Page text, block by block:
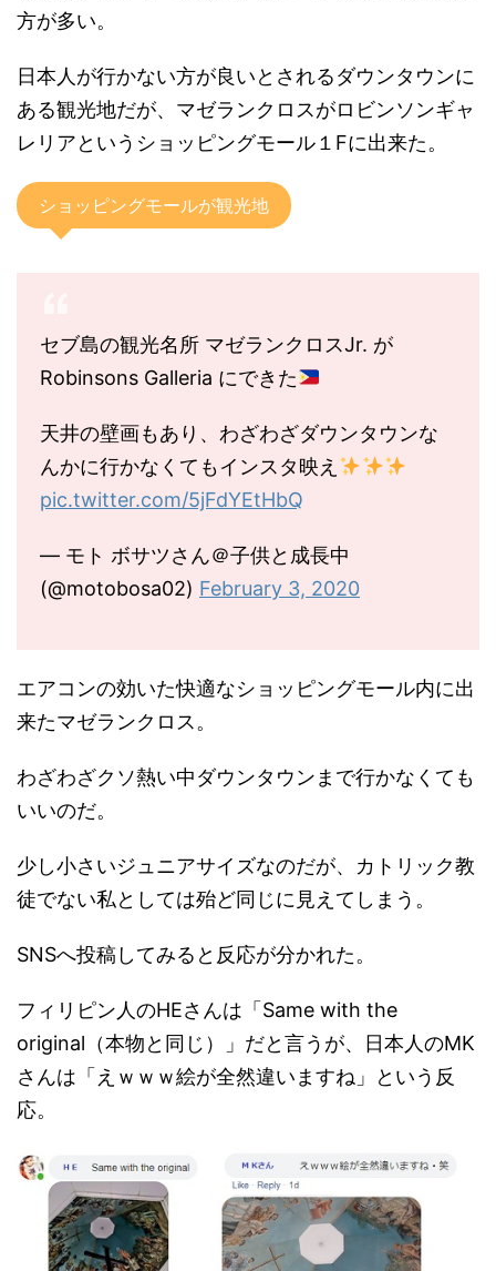
方が多い。
日本人が行かない方が良いとされるダウンタウンに
ある観光地だが、マゼランクロスがロビンソンギャ
レリアというショッピングモール１Fに出来た。
ショッピングモールが観光地
セブ島の観光名所 マゼランクロスJr. が
Robinsons Galleria にできた
天井の壁画もあり、わざわざダウンタウンな
んかに行かなくてもインスタ映え
pic.twitter.com/5jFdYEtHbQ
— モト ボサツさん＠子供と成長中
(@motobosa02) February 3, 2020
エアコンの効いた快適なショッピングモール内に出
来たマゼランクロス。
わざわざクソ熱い中ダウンタウンまで行かなくても
いいのだ。
少し小さいジュニアサイズなのだが、カトリック教
徒でない私としては殆ど同じに見えてしまう。
SNSへ投稿してみると反応が分かれた。
フィリピン人のHEさんは「Same with the
original（本物と同じ）」だと言うが、日本人のMK
さんは「えｗｗｗ絵が全然違いますね」という反
応。